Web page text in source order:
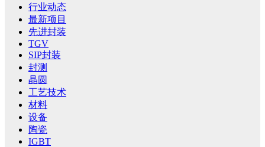
行业动态
最新项目
先进封装
TGV
SIP封装
封测
晶圆
工艺技术
材料
设备
陶瓷
IGBT